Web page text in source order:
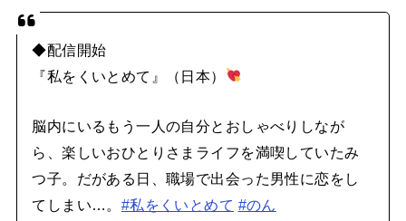
◆配信開始
『私をくいとめて』（日本）
脳内にいるもう一人の自分とおしゃべりしなが
ら、楽しいおひとりさまライフを満喫していたみ
つ子。だがある日、職場で出会った男性に恋をし
てしまい…。 #私をくいとめて #のん